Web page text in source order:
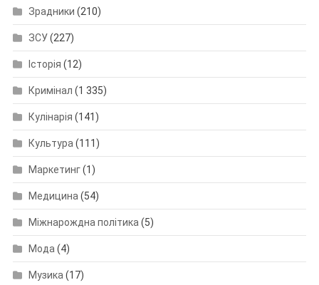
Зрадники (210)
ЗСУ(227)
Історія (12)
Кримінал (1 335)
Кулінарія (141)
Культура (111)
Маркетинг(1)
Медицина (54)
Міжнарождна політика (5)
Мода (4)
Музика (17)